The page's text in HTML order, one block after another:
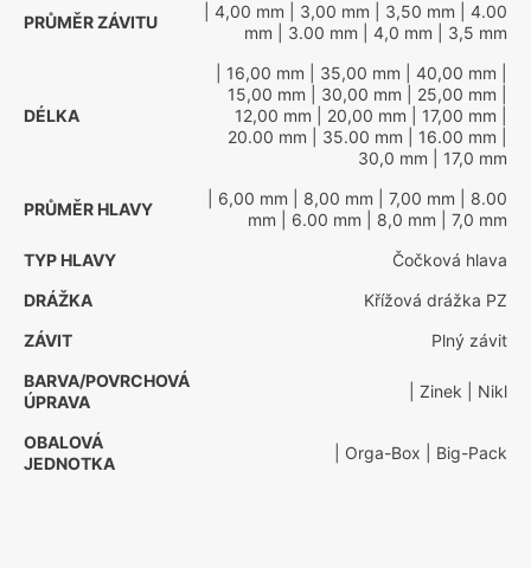
PRŮMĚR ZÁVITU
| 4,00 mm | 3,00 mm | 3,50 mm | 4.00
mm | 3.00 mm | 4,0 mm | 3,5 mm
DÉLKA
| 16,00 mm | 35,00 mm | 40,00 mm
15,00 mm | 30,00 mm | 25,00 mm
12,00 mm | 20,00 mm | 17,00 mm
20.00 mm | 35.00 mm | 16.00 mm
30,0 mm | 17,0 mm
PRŮMĚR HLAVY
| 6,00 mm | 8,00 mm | 7,00 mm | 8.00
mm | 6.00 mm | 8,0 mm | 7,0 mm
TYP HLAVY
Čočková hlava
DRÁŽKA
Křížová drážka PZ
ZÁVIT
Plný závit
BARVA/POVRCHOVÁ
ÚPRAVA
| Zinek | Nikl
OBALOVÁ
JEDNOTKA
| Orga-Box | Big-Pack